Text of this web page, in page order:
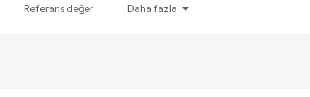
Referans değer Daha fazla